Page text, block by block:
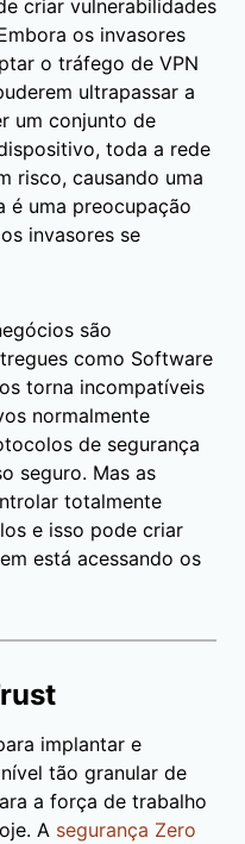
criar vulnerabilidades
os invasores
o tráfego de VPN
ultrapassar a
um conjunto de
toda a rede
risco, causando uma
é uma preocupação
invasores se
são
como Software
torna incompatíveis
normalmente
de segurança
seguro. Mas as
totalmente
e isso pode criar
está acessando os
implantar e
tão granular de
a força de trabalho
A segurança Zero